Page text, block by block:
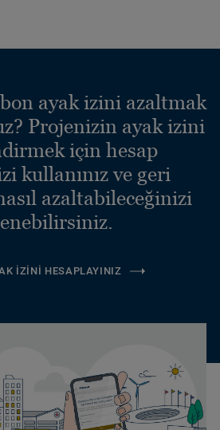
ayak izini azaltmak
Projenizin ayak izini
için hesap
kullanınız ve geri
azaltabileceğinizi
İZINI HESAPLAYINIZ